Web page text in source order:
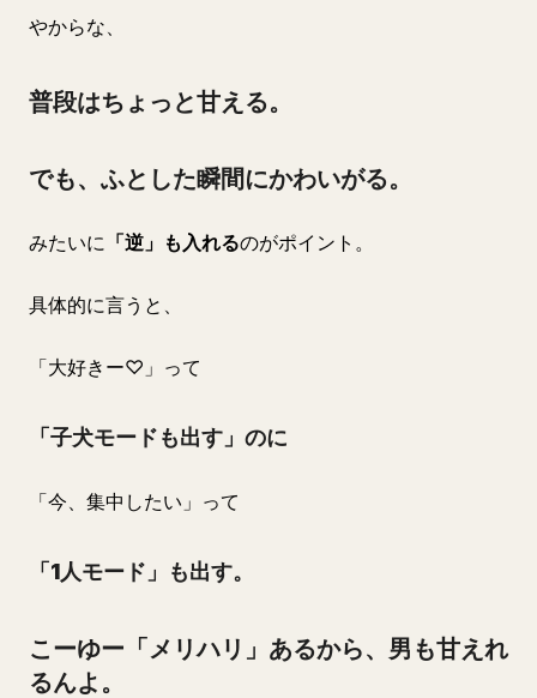
やからな、
普段はちょっと甘える。
でも、ふとした瞬間にかわいがる。
みたいに 「逆」も入れるのがポイント。
具体的に言うと、
「大好きー♡」って
「子犬モードも出す」のに
「今、集中したい」って
「1人モード」も出す。
こーゆー「メリハリ」あるから、男も甘えれ
るんよ。